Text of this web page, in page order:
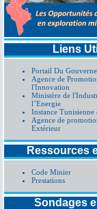
Liens
Portail Du
Agence de
l'Innovation
Ministère de
l’Energie
Instance Tunisienne
Agence de
Extérieur
Ressources
Code Minier
Prestations
Sondages